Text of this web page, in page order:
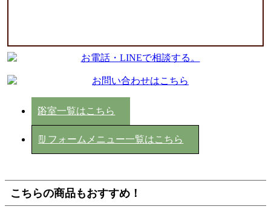
浴室一覧はこちら
リフォームメニュー一覧はこちら
こちらの商品もおすすめ！